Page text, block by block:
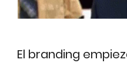
El branding